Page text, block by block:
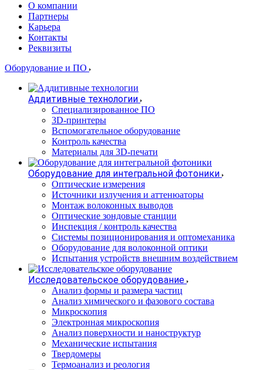
О компании
Партнеры
Карьера
Контакты
Реквизиты
Оборудование и ПО
Аддитивные технологии
Специализированное ПО
3D-принтеры
Вспомогательное оборудование
Контроль качества
Материалы для 3D-печати
Оборудование для интегральной фотоники
Оптические измерения
Источники излучения и аттенюаторы
Монтаж волоконных выводов
Оптические зондовые станции
Инспекция / контроль качества
Системы позиционирования и оптомеханика
Оборудование для волоконной оптики
Испытания устройств внешним воздействием
Исследовательское оборудование
Анализ формы и размера частиц
Анализ химического и фазового состава
Микроскопия
Электронная микроскопия
Анализ поверхности и наноструктур
Механические испытания
Твердомеры
Термоанализ и реология